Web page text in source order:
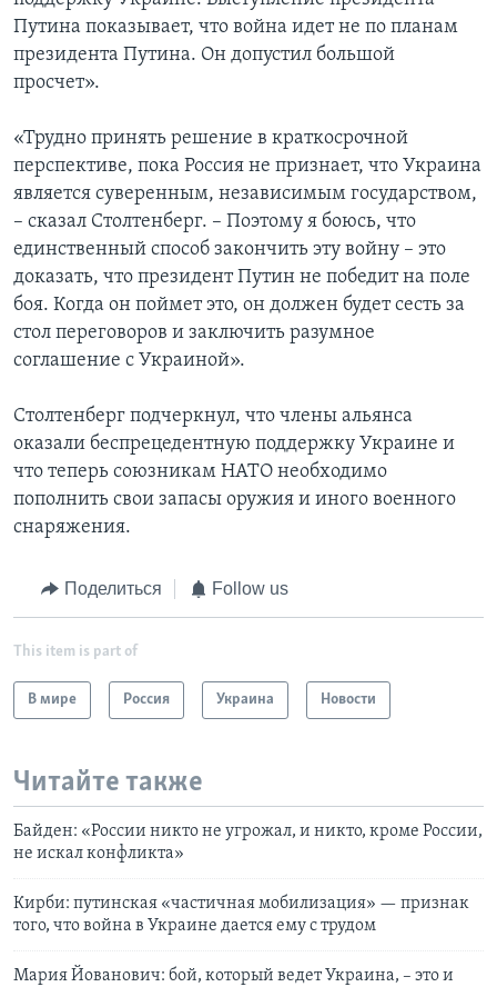
Путина показывает, что война идет не по планам
президента Путина. Он допустил большой
просчет».
«Трудно принять решение в краткосрочной
перспективе, пока Россия не признает, что Украина
является суверенным, независимым государством,
– сказал Столтенберг. – Поэтому я боюсь, что
единственный способ закончить эту войну – это
доказать, что президент Путин не победит на поле
боя. Когда он поймет это, он должен будет сесть за
стол переговоров и заключить разумное
соглашение с Украиной».
Столтенберг подчеркнул, что члены альянса
оказали беспрецедентную поддержку Украине и
что теперь союзникам НАТО необходимо
пополнить свои запасы оружия и иного военного
снаряжения.
Поделиться Follow us
This item is part of
В мире Россия Украина Новости
Читайте также
Байден: «России никто не угрожал, и никто, кроме России,
не искал конфликта»
Кирби: путинская «частичная мобилизация» — признак
того, что война в Украине дается ему с трудом
Мария Йованович: бой, который ведет Украина, – это и